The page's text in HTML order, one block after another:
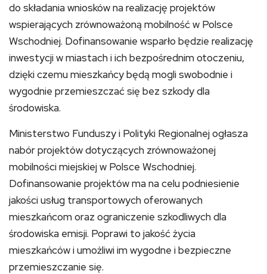
do składania wniosków na realizację projektów
wspierających zrównoważoną mobilność w Polsce
Wschodniej. Dofinansowanie wsparło będzie realizację
inwestycji w miastach i ich bezpośrednim otoczeniu,
dzięki czemu mieszkańcy będą mogli swobodnie i
wygodnie przemieszczać się bez szkody dla
środowiska.
Ministerstwo Funduszy i Polityki Regionalnej ogłasza
nabór projektów dotyczących zrównoważonej
mobilności miejskiej w Polsce Wschodniej.
Dofinansowanie projektów ma na celu podniesienie
jakości usług transportowych oferowanych
mieszkańcom oraz ograniczenie szkodliwych dla
środowiska emisji. Poprawi to jakość życia
mieszkańców i umożliwi im wygodne i bezpieczne
przemieszczanie się.